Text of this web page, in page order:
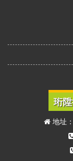
珩
地址